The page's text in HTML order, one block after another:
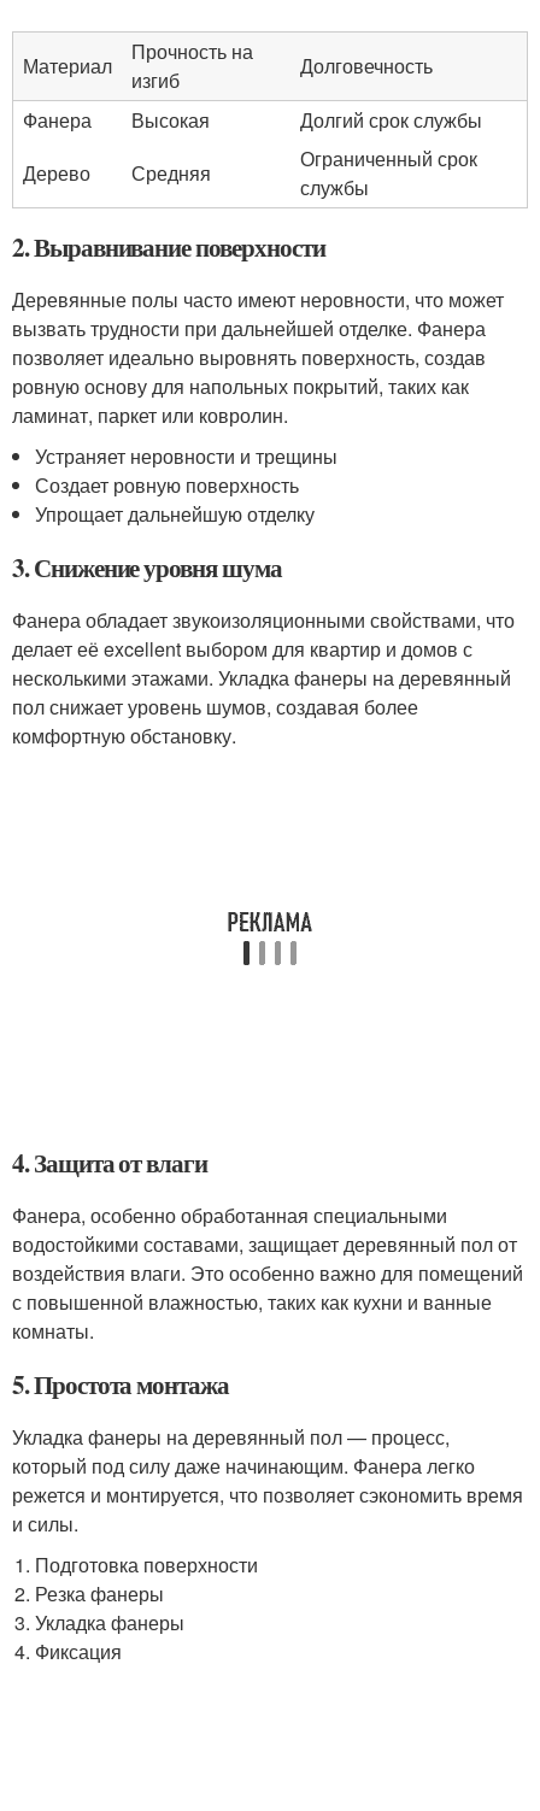
Материал
Прочность на
изгиб
Долговечность
Фанера
Высокая
Долгий срок службы
Дерево
Средняя
Ограниченный срок
службы
2. Выравнивание поверхности
Деревянные полы часто имеют неровности, что может
вызвать трудности при дальнейшей отделке. Фанера
позволяет идеально выровнять поверхность, создав
ровную основу для напольных покрытий, таких как
ламинат, паркет или ковролин.
Устраняет неровности и трещины
Создает ровную поверхность
Упрощает дальнейшую отделку
3. Снижение уровня шума
Фанера обладает звукоизоляционными свойствами, что
делает её excellent выбором для квартир и домов с
несколькими этажами. Укладка фанеры на деревянный
пол снижает уровень шумов, создавая более
комфортную обстановку.
4. Защита от влаги
Фанера, особенно обработанная специальными
водостойкими составами, защищает деревянный пол от
воздействия влаги. Это особенно важно для помещений
с повышенной влажностью, таких как кухни и ванные
комнаты.
5. Простота монтажа
Укладка фанеры на деревянный пол — процесс,
который под силу даже начинающим. Фанера легко
режется и монтируется, что позволяет сэкономить время
и силы.
Подготовка поверхности
Резка фанеры
Укладка фанеры
Фиксация